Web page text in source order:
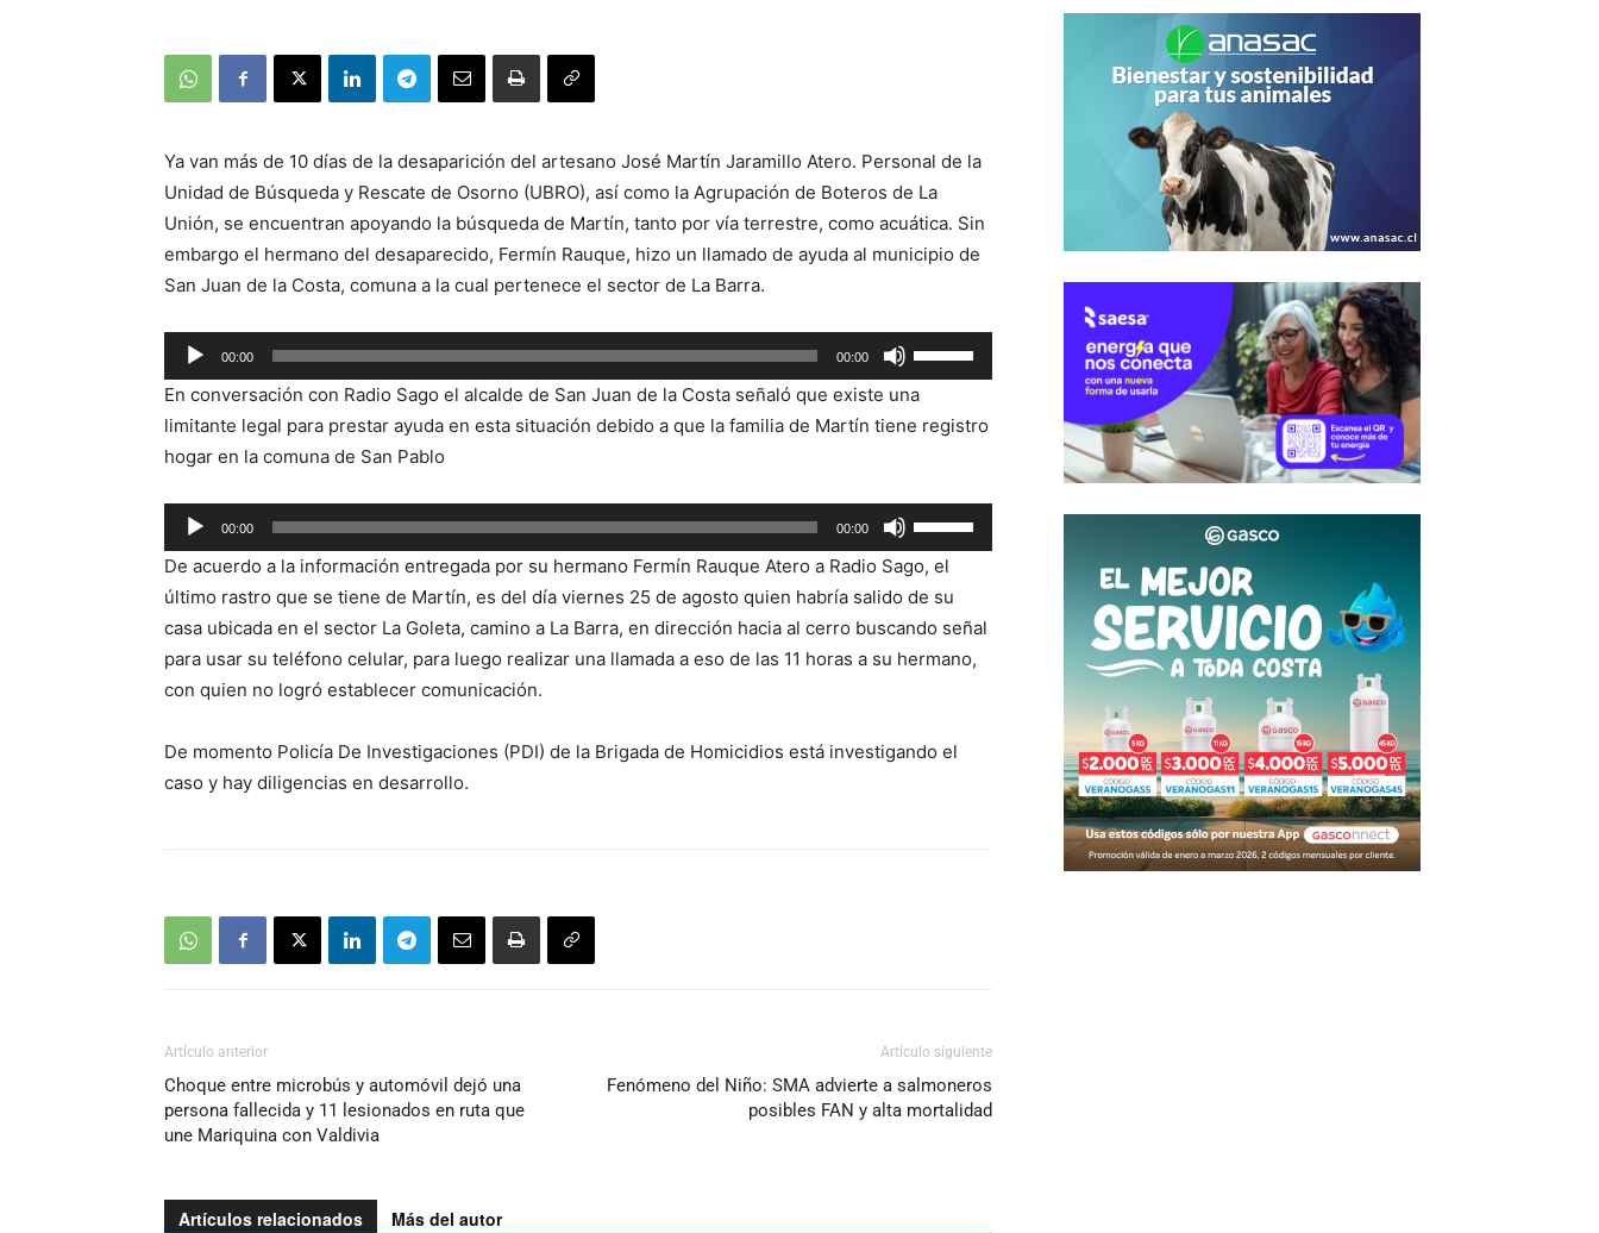
Ya van más de 10 días de la desaparición del artesano José Martín Jaramillo Atero. Personal de la
Unidad de Búsqueda y Rescate de Osorno (UBRO), así como la Agrupación de Boteros de La
Unión, se encuentran apoyando la búsqueda de Martín, tanto por vía terrestre, como acuática. Sin
embargo el hermano del desaparecido, Fermín Rauque, hizo un llamado de ayuda al municipio de
San Juan de la Costa, comuna a la cual pertenece el sector de La Barra.
Reproductor
de
audio
00:00 00:00
las
teclas
de
arriba/abajo
para
aumentar
o
disminuir
el
En conversación con Radio Sago el alcalde de San Juan de la Costa señaló que existe una
limitante legal para prestar ayuda en esta situación debido a que la familia de Martín tiene registro
hogar en la comuna de San Pablo
Reproductor
de
audio
00:00 00:00
las
teclas
de
flecha
arriba/abajo
o
De acuerdo a la información entregada por su hermano Fermín Rauque Atero a Radio Sago, el
último rastro que se tiene de Martín, es del día viernes 25 de agosto quien habría salido de su
casa ubicada en el sector La Goleta, camino a La Barra, en dirección hacia al cerro buscando señal
para usar su teléfono celular, para luego realizar una llamada a eso de las 11 horas a su hermano,
con quien no logró establecer comunicación.
De momento Policía De Investigaciones (PDI) de la Brigada de Homicidios está investigando el
caso y hay diligencias en desarrollo.
Artículo anterior
Choque entre microbús y automóvil dejó una
persona fallecida y 11 lesionados en ruta que
une Mariquina con Valdivia
Artículo siguiente
Fenómeno del Niño: SMA advierte a salmoneros
posibles FAN y alta mortalidad
Artículos relacionados Más del autor